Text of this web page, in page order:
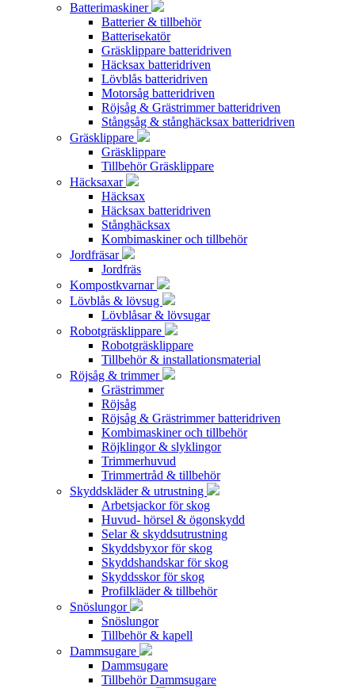
Batterimaskiner
Batterier & tillbehör
Batterisekatör
Gräsklippare batteridriven
Häcksax batteridriven
Lövblås batteridriven
Motorsåg batteridriven
Röjsåg & Grästrimmer batteridriven
Stångsåg & stånghäcksax batteridriven
Gräsklippare
Gräsklippare
Tillbehör Gräsklippare
Häcksaxar
Häcksax
Häcksax batteridriven
Stånghäcksax
Kombimaskiner och tillbehör
Jordfräsar
Jordfräs
Kompostkvarnar
Lövblås & lövsug
Lövblåsar & lövsugar
Robotgräsklippare
Robotgräsklippare
Tillbehör & installationsmaterial
Röjsåg & trimmer
Grästrimmer
Röjsåg
Röjsåg & Grästrimmer batteridriven
Kombimaskiner och tillbehör
Röjklingor & slyklingor
Trimmerhuvud
Trimmertråd & tillbehör
Skyddskläder & utrustning
Arbetsjackor för skog
Huvud- hörsel & ögonskydd
Selar & skyddsutrustning
Skyddsbyxor för skog
Skyddshandskar för skog
Skyddsskor för skog
Profilkläder & tillbehör
Snöslungor
Snöslungor
Tillbehör & kapell
Dammsugare
Dammsugare
Tillbehör Dammsugare